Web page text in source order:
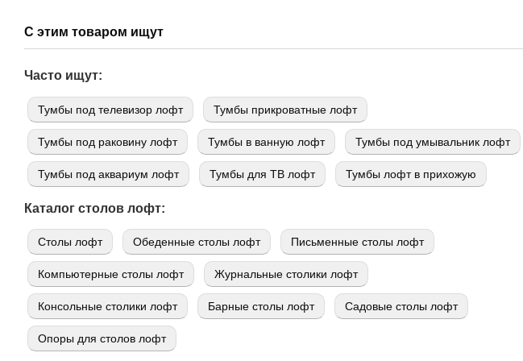
С этим товаром ищут
Часто ищут:
Тумбы под телевизор лофт Тумбы прикроватные лофт
Тумбы под раковину лофт Тумбы в ванную лофт Тумбы под умывальник лофт
Тумбы под аквариум лофт Тумбы для ТВ лофт Тумбы лофт в прихожую
Каталог столов лофт:
Cтолы лофт Обеденные столы лофт Письменные столы лофт
Компьютерные столы лофт Журнальные столики лофт
Консольные столики лофт Барные столы лофт Садовые столы лофт
Опоры для столов лофт